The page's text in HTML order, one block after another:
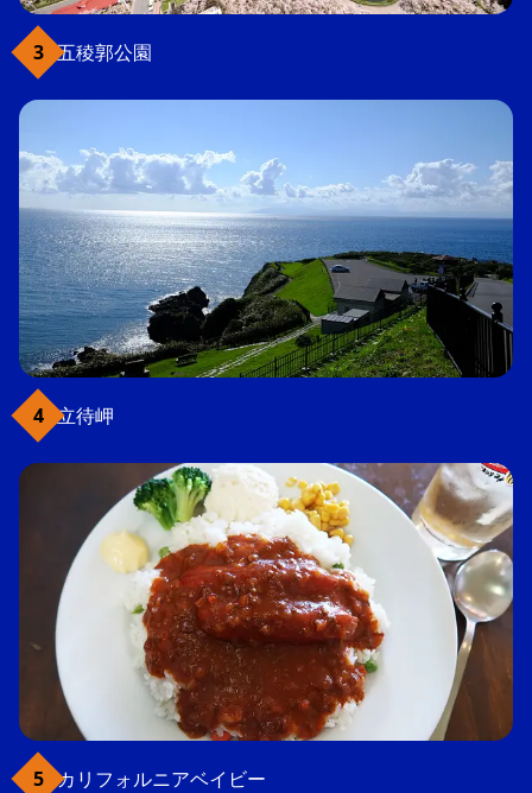
五稜郭公園
立待岬
カリフォルニアベイビー